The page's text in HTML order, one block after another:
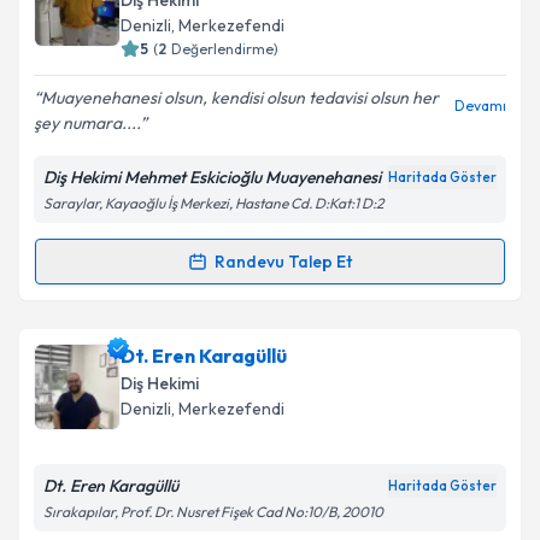
için bir takvim hazırlandığında e-posta ile
bilgilendireceğiz.
E-posta Adresiniz
Kişisel verilerimin işlenmesine ilişkin
Metni'ni okudum ve kişisel verilerimin belirtilen
kapsamda işlenmesini kabul ediyorum.
Denizli, Merkezefendi
5 (2 Değerlendirme)
Muayenehanesi olsun, kendisi olsun tedavisi olsun her
şey numara....
Devamı
Diş Hekimi Mehmet Eskicioğlu Muayenehanesi Haritada Göster
Saraylar, Kayaoğlu İş Merkezi, Hastane Cd. D:Kat:1 D:2
Randevu Talep Et
Randevu Takvimi Talebi
Dt. Mehmet Eskicioğluiçin randevu takvimi talebi
oluşturun. Size bu uzmandan randevu almanız için bir
takvim hazırlandığında e-posta ile bilgilendireceğiz.
Dt. Eren Karagüllü
Diş Hekimi
Denizli, Merkezefendi
Dt. Eren Karagüllü Haritada Göster
Sırakapılar, Prof. Dr. Nusret Fişek Cad No:10/B, 20010